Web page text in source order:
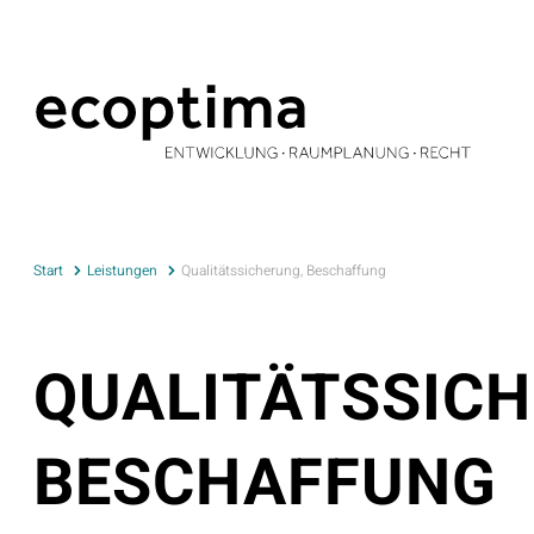
Start Leistungen Qualitätssicherung, Beschaffung
BESCHAFFUNG